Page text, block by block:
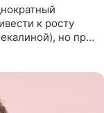
к росту
но при